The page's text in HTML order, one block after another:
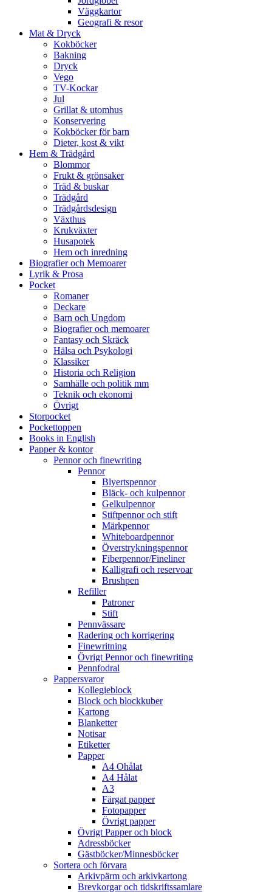
Väggkartor
Geografi & resor
Mat & Dryck
Kokböcker
Bakning
Dryck
Vego
TV-Kockar
Jul
Grillat & utomhus
Konservering
Kokböcker för barn
Dieter, kost & vikt
Hem & Trädgård
Blommor
Frukt & grönsaker
Träd & buskar
Trädgård
Trädgårdsdesign
Växthus
Krukväxter
Husapotek
Hem och inredning
Biografier och Memoarer
Lyrik & Prosa
Pocket
Romaner
Deckare
Barn och Ungdom
Biografier och memoarer
Fantasy och Skräck
Hälsa och Psykologi
Klassiker
Historia och Religion
Samhälle och politik mm
Teknik och ekonomi
Övrigt
Storpocket
Pockettoppen
Books in English
Papper & kontor
Pennor och finewriting
Pennor
Blyertspennor
Bläck- och kulpennor
Gelkulpennor
Stiftpennor och stift
Märkpennor
Whiteboardpennor
Överstrykningspennor
Fiberpennor/Fineliner
Kalligrafi och reservoar
Brushpen
Refiller
Patroner
Stift
Pennvässare
Radering och korrigering
Finewritning
Övrigt Pennor och finewriting
Pennfodral
Pappersvaror
Kollegieblock
Block och blockkuber
Kartong
Blanketter
Notisar
Etiketter
Papper
A4 Ohålat
A4 Hålat
A3
Färgat papper
Fotopapper
Övrigt papper
Övrigt Papper och block
Adressböcker
Gästböcker/Minnesböcker
Sortera och förvara
Arkivpärm och arkivkartong
Brevkorgar och tidskriftssamlare